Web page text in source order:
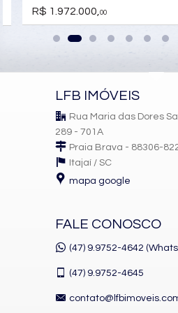
Hidromassagem
R$ 1.972.000,00
LFB IMÓVEIS
Rua Maria das Dores
289 - 701A
Praia Brava - 88306-
Itajaí / SC
mapa google
FALE CONOSCO
(47) 9.9752-4642
(47) 9.9752-4645